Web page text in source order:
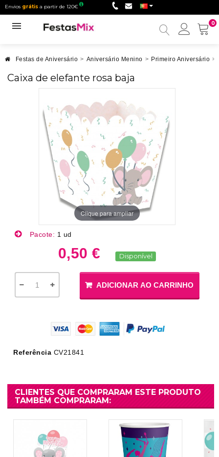
Envios grátis a partir de 120€
0
Minha
Festas de Aniversário > Aniversário Menino > Primeiro Aniversário >
Caixa de elefante rosa baja
Clique para ampliar
Pacote: 1 ud
0,50 € Disponível
ADICIONAR AO CARRINHO
Referência CV21841
CLIENTES QUE COMPRARAM ESTE PRODUTO
TAMBÉM COMPRARAM: